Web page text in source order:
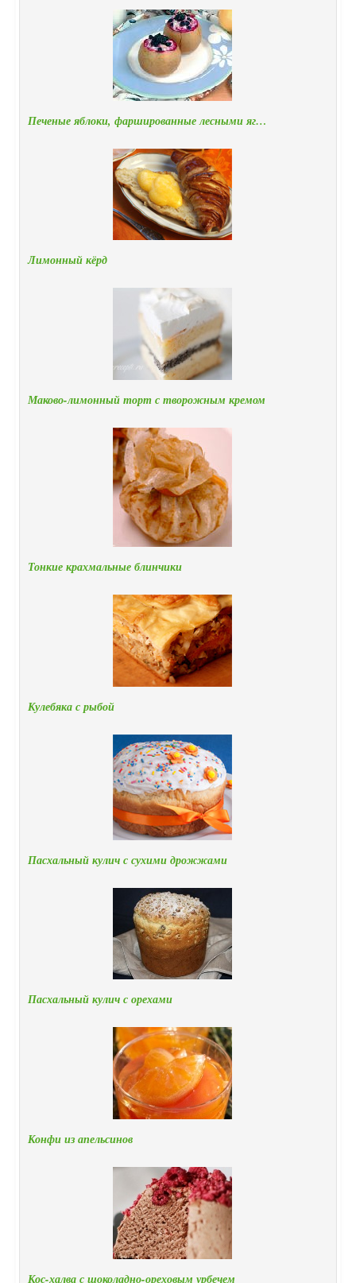
Печеные яблоки, фаршированные лесными яг…
Лимонный кёрд
Маково-лимонный торт с творожным кремом
Тонкие крахмальные блинчики
Кулебяка с рыбой
Пасхальный кулич с сухими дрожжами
Пасхальный кулич с орехами
Конфи из апельсинов
Кос-халва с шоколадно-ореховым урбечем